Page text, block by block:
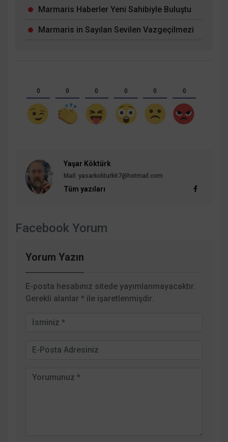
Marmaris Haberler Yeni Sahibiyle Buluştu
Marmaris in Sayılan Sevilen Vazgeçilmezi
0 0 0 0 0 0
Yaşar Köktürk
Mail: yasarkokturk67@hotmail.com
Tüm yazıları
Facebook Yorum
Yorum Yazın
E-posta hesabınız sitede yayımlanmayacaktır.
Gerekli alanlar * ile işaretlenmişdir.